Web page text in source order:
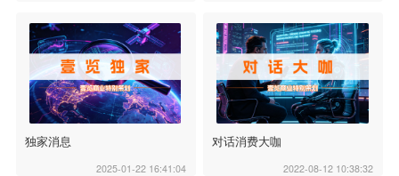
独家消息
2025-01-22 16:41:04
对话消费大咖
2022-08-12 10:38:32